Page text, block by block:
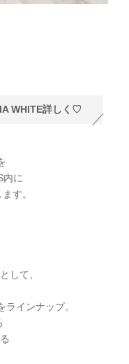
WHITE詳しく♡
内に
す。
して、
インナップ。